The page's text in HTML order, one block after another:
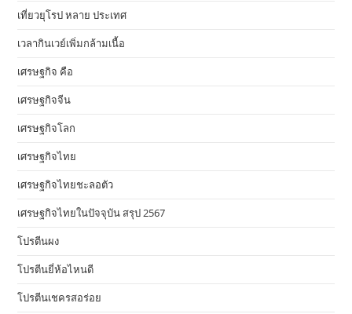
เที่ยวยุโรป หลาย ประเทศ
เวลากินเวย์เพิ่มกล้ามเนื้อ
เศรษฐกิจ คือ
เศรษฐกิจจีน
เศรษฐกิจโลก
เศรษฐกิจไทย
เศรษฐกิจไทยชะลอตัว
เศรษฐกิจไทยในปัจจุบัน สรุป 2567
โปรตีนผง
โปรตีนยี่ห้อไหนดี
โปรตีนเชครสอร่อย